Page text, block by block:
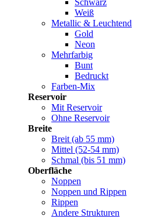
Schwarz
Weiß
Metallic & Leuchtend
Gold
Neon
Mehrfarbig
Bunt
Bedruckt
Farben-Mix
Reservoir
Mit Reservoir
Ohne Reservoir
Breite
Breit (ab 55 mm)
Mittel (52-54 mm)
Schmal (bis 51 mm)
Oberfläche
Noppen
Noppen und Rippen
Rippen
Andere Strukturen